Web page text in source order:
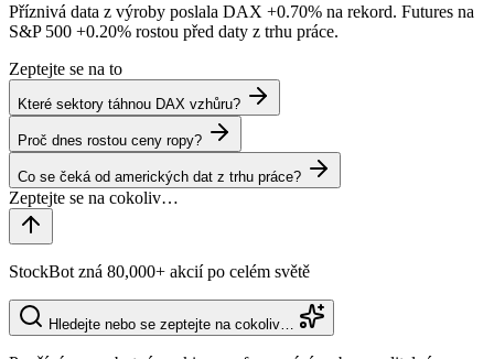
Příznivá data z výroby poslala DAX +0.70% na rekord. Futures na
S&P 500 +0.20% rostou před daty z trhu práce.
Zeptejte se na to
Které sektory táhnou DAX vzhůru?
Proč dnes rostou ceny ropy?
Co se čeká od amerických dat z trhu práce?
StockBot zná 80,000+ akcií po celém světě
Hledejte nebo se zeptejte na cokoliv…